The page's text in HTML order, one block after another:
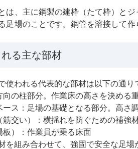
は、主に鋼製の建枠（たて枠）と
足場のことです。鋼管を溶接して
る主な部材
使われる代表的な部材は以下の通り
向の柱部分。作業床の高さを決める
ース：足場の基礎となる部分。高さ
筋交い）：横揺れを防ぐための補強
板）：作業員が乗る床面
を組み合わせて、強固で安全な足場